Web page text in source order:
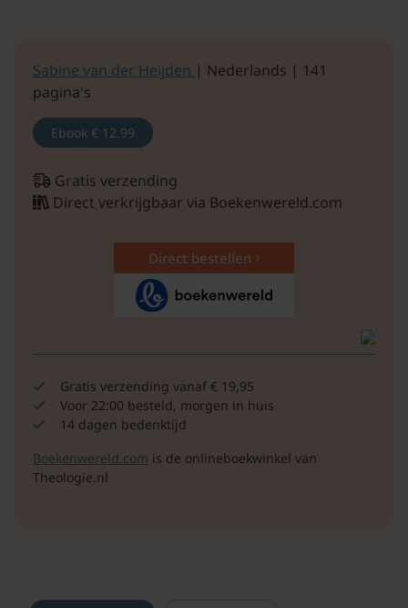
Sabine van der Heijden | Nederlands | 141
pagina's
Ebook € 12.99
Gratis verzending
Direct verkrijgbaar via Boekenwereld.com
Direct bestellen
Gratis verzending vanaf € 19,95
Voor 22:00 besteld, morgen in huis
14 dagen bedenktijd
Boekenwereld.com is de onlineboekwinkel van
Theologie.nl